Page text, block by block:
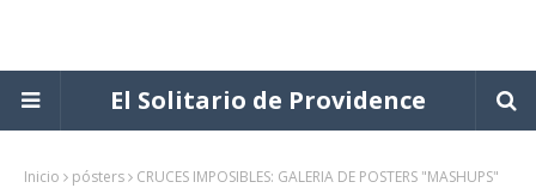
El Solitario de Providence
Inicio pósters CRUCES IMPOSIBLES: GALERIA DE POSTERS "MASHUPS"